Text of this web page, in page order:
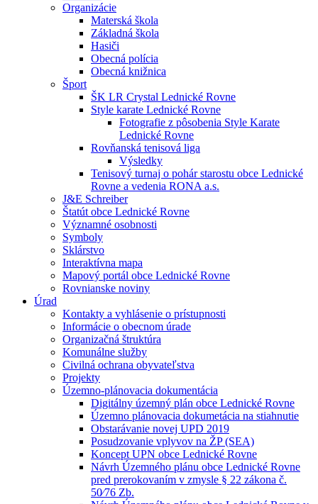
Organizácie
Materská škola
Základná škola
Hasiči
Obecná polícia
Obecná knižnica
Šport
ŠK LR Crystal Lednické Rovne
Style karate Lednické Rovne
Fotografie z pôsobenia Style Karate
Lednické Rovne
Rovňanská tenisová liga
Výsledky
Tenisový turnaj o pohár starostu obce Lednické
Rovne a vedenia RONA a.s.
J&E Schreiber
Štatút obce Lednické Rovne
Významné osobnosti
Symboly
Sklárstvo
Interaktívna mapa
Mapový portál obce Lednické Rovne
Rovnianske noviny
Úrad
Kontakty a vyhlásenie o prístupnosti
Informácie o obecnom úrade
Organizačná štruktúra
Komunálne služby
Civilná ochrana obyvateľstva
Projekty
Územno-plánovacia dokumentácia
Digitálny územný plán obce Lednické Rovne
Územno plánovacia dokumetácia na stiahnutie
Obstarávanie novej UPD 2019
Posudzovanie vplyvov na ŽP (SEA)
Koncept UPN obce Lednické Rovne
Návrh Územného plánu obce Lednické Rovne
pred prerokovaním v zmysle § 22 zákona č.
50⁄76 Zb.